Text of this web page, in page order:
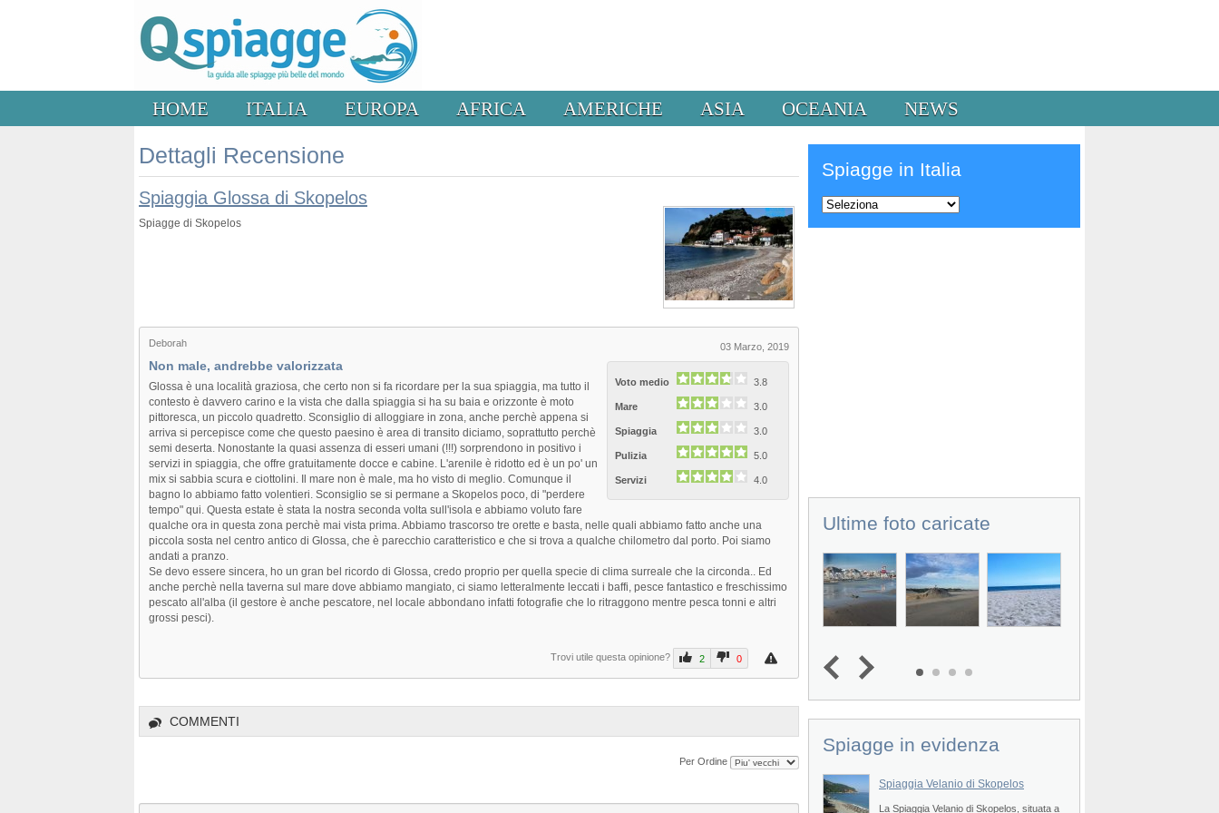
HOME ITALIA EUROPA AFRICA AMERICHE ASIA OCEANIA NEWS
Dettagli Recensione
Spiaggia Glossa di Skopelos
Spiagge di Skopelos
03 Marzo, 2019
Deborah
Voto medio 3.8
Mare 3.0
Spiaggia 3.0
Pulizia 5.0
Servizi 4.0
Non male, andrebbe valorizzata
Glossa è una località graziosa, che certo non si fa ricordare per la sua spiaggia, ma tutto il
contesto è davvero carino e la vista che dalla spiaggia si ha su baia e orizzonte è moto
pittoresca, un piccolo quadretto. Sconsiglio di alloggiare in zona, anche perchè appena si
arriva si percepisce come che questo paesino è area di transito diciamo, soprattutto perchè
semi deserta. Nonostante la quasi assenza di esseri umani (!!!) sorprendono in positivo i
servizi in spiaggia, che offre gratuitamente docce e cabine. L'arenile è ridotto ed è un po' un
mix si sabbia scura e ciottolini. Il mare non è male, ma ho visto di meglio. Comunque il
bagno lo abbiamo fatto volentieri. Sconsiglio se si permane a Skopelos poco, di "perdere
tempo" qui. Questa estate è stata la nostra seconda volta sull'isola e abbiamo voluto fare
qualche ora in questa zona perchè mai vista prima. Abbiamo trascorso tre orette e basta, nelle quali abbiamo fatto anche una
piccola sosta nel centro antico di Glossa, che è parecchio caratteristico e che si trova a qualche chilometro dal porto. Poi siamo
andati a pranzo.
Se devo essere sincera, ho un gran bel ricordo di Glossa, credo proprio per quella specie di clima surreale che la circonda.. Ed
anche perchè nella taverna sul mare dove abbiamo mangiato, ci siamo letteralmente leccati i baffi, pesce fantastico e freschissimo
pescato all'alba (il gestore è anche pescatore, nel locale abbondano infatti fotografie che lo ritraggono mentre pesca tonni e altri
grossi pesci).
Trovi utile questa opinione? 2 0
COMMENTI
Per Ordine
Spiagge in Italia
Ultime foto caricate
1 2 3 4
Spiagge in evidenza
La Spiaggia Kastani di Skopelos è situata
Spiaggia Velanio di Skopelos
La Spiaggia Velanio di Skopelos, situata a